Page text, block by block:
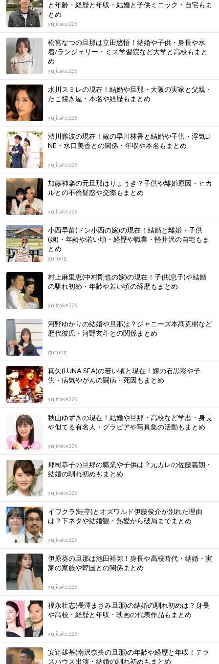
と年齢・経歴と年収・結婚と子供ミニック・自宅もま
とめ
yujitake226
松宮なつの旦那は立田悠悟！結婚や子供・身長や水
着/ランジェリー・ミス学習院など大学と高校もまと
め
yujitake226
水川スミレの現在！結婚や旦那・大阪の実家と父親・
たこ焼き屋・本名や経歴もまとめ
yujitake226
渋川難波の現在！嫁の早川林香と結婚や子供・浮気LI
NE・水口美香との関係・年収や本名もまとめ
yujitake226
加藤神楽の元旦那はりょうき？子供や離婚原因・ヒカ
ルとの不倫疑惑や交際もまとめ
yujitake226
小西早苗(ドン小西の嫁)の現在！結婚と離婚・子供
(娘)・年齢や若い頃・経歴や職業・軽井沢の自宅もま
とめ
gurung
村上麻里恵(中村剛也の嫁)の現在！子供(息子)や結婚
の馴れ初め・年齢や若い頃の経歴もまとめ
yujitake226
河野ゆかりの結婚や旦那は？ジャニーズ本髙克樹など
歴代彼氏・河野玄斗との関係まとめ
gurung
真矢(LUNA SEA)の若い頃と現在！嫁の石黒彩や子
供・病気やがんの闘病・死因もまとめ
yujitake226
秋山ゆずきの現在！結婚や旦那・高校など学歴・身長
や似てる有名人・グラビアや写真集の活動もまとめ
yujitake226
郡司恭子の旦那の職業や子供は？元カレの佐藤義朗・
結婚の馴れ初めもまとめ
yujitake226
イワクラ(蛙亭)とオズワルド伊藤俊介が別れた理由
は？下ネタや結婚観・熱愛から破局までまとめ
yujitake226
伊原葵の旦那は池田裕弥！身長や高校時代・結婚・実
家の家族や韓国との関係まとめ
yujitake226
福永壮志(長澤まさみ旦那)の結婚の馴れ初めは？身長
や高校・経歴と年収・映画の代表作品もまとめ
yujitake226
安達雄基(南沢奈央の旦那)の年齢や経歴と年収！テラ
スハウス出演・結婚の馴れ初めもまとめ